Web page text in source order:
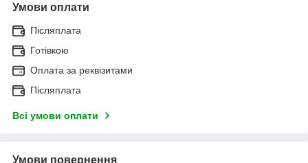
Умови оплати
Післяплата
Готівкою
Оплата за реквізитами
Післяплата
Всі умови оплати
Умови повернення